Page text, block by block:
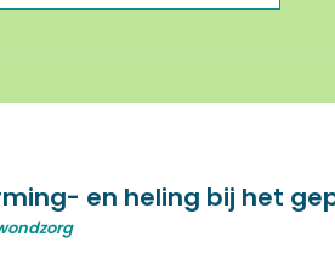
en heling bij het